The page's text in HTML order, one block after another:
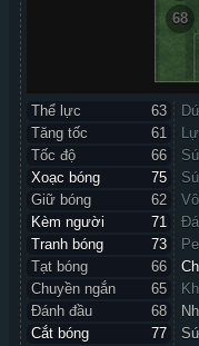
68
Thể lực
63
Tăng tốc
61
Tốc độ
66
Xoạc bóng
75
Giữ bóng
62
Kèm người
71
Tranh bóng
73
Tạt bóng
66
Chuyền ngắn
65
Đánh đầu
68
Cắt bóng
77